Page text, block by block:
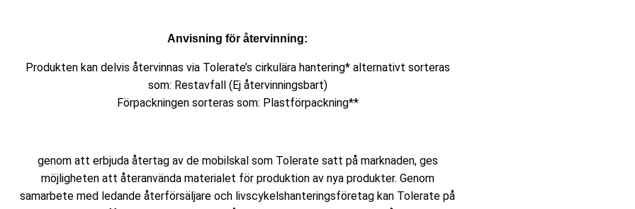
Anvisning för återvinning:
Produkten kan delvis återvinnas via Tolerate’s cirkulära hantering* alternativt sorteras
som: Restavfall (Ej återvinningsbart)
Förpackningen sorteras som: Plastförpackning**
genom att erbjuda återtag av de mobilskal som Tolerate satt på marknaden, ges
möjligheten att återanvända materialet för produktion av nya produkter. Genom
samarbete med ledande återförsäljare och livscykelshanteringsföretag kan Tolerate på